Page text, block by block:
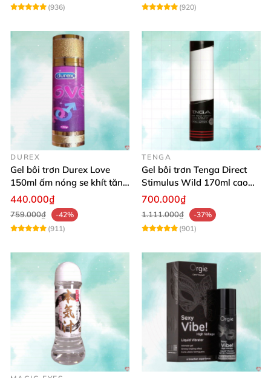
(936)
(920)
DUREX
Gel bôi trơn Durex Love
150ml ấm nóng se khít tăng
khoái cảm nữ
440.000₫
759.000₫
-42%
(911)
TENGA
Gel bôi trơn Tenga Direct
Stimulus Wild 170ml cao
cấp Nhật dễ dùng
700.000₫
1.111.000₫
-37%
(901)